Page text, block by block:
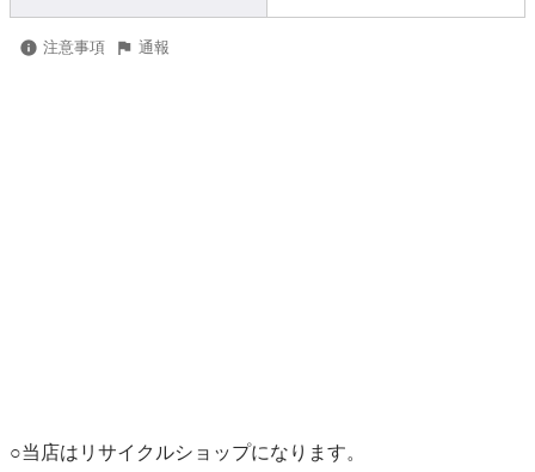
注意事項 通報
○当店はリサイクルショップになります。